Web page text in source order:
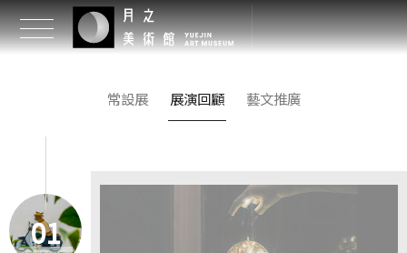
常設展 展演回顧 藝文推廣
01